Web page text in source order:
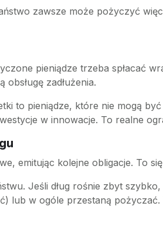
zawsze może pożyczyć
pieniądze trzeba spłacać
zadłużenia.
to pieniądze, które nie mogą
w innowacje. To realne
emitując kolejne obligacje. To
Jeśli dług rośnie zbyt
lub w ogóle przestaną pożyczać.